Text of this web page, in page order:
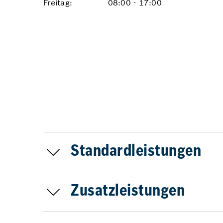
Freitag: 08:00 - 17:00
Standardleistungen
Zusatzleistungen